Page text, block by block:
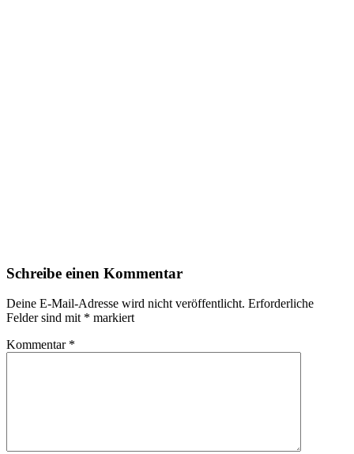
Schreibe einen Kommentar
Deine E-Mail-Adresse wird nicht veröffentlicht. Erforderliche
Felder sind mit * markiert
Kommentar *